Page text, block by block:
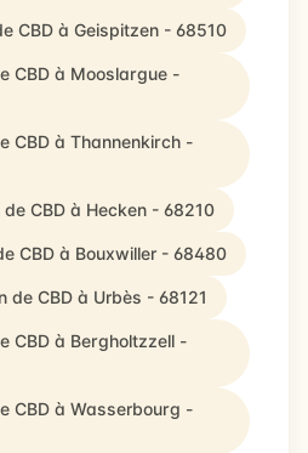
CBD à Geispitzen - 68510
CBD à Mooslargue -
CBD à Thannenkirch -
CBD à Hecken - 68210
CBD à Bouxwiller - 68480
de CBD à Urbès - 68121
CBD à Bergholtzzell -
CBD à Wasserbourg -